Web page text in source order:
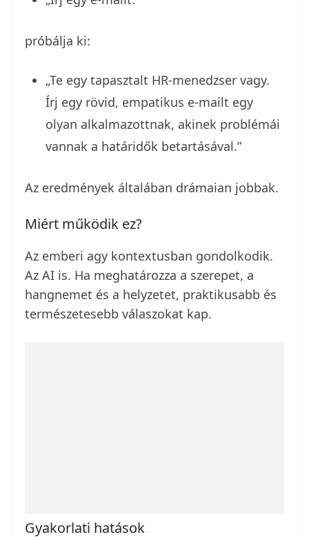
próbálja ki:
„Te egy tapasztalt HR-menedzser vagy.
Írj egy rövid, empatikus e-mailt egy
olyan alkalmazottnak, akinek problémái
vannak a határidők betartásával.”
Az eredmények általában drámaian jobbak.
Miért működik ez?
Az emberi agy kontextusban gondolkodik.
Az AI is. Ha meghatározza a szerepet, a
hangnemet és a helyzetet, praktikusabb és
természetesebb válaszokat kap.
Gyakorlati hatások